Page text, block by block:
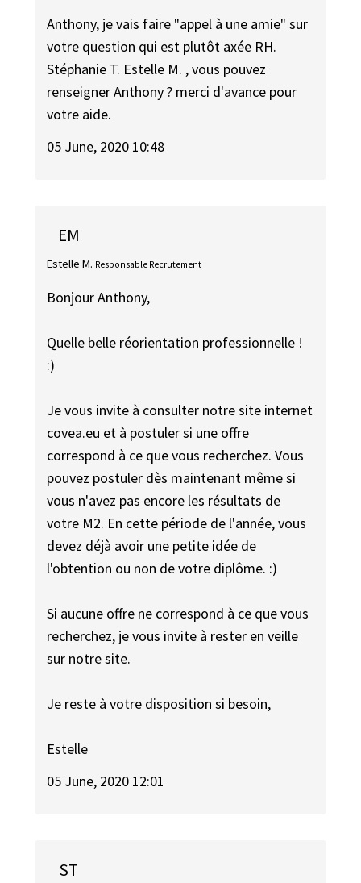
Anthony, je vais faire "appel à une amie" sur
votre question qui est plutôt axée RH.
Stéphanie T. Estelle M. , vous pouvez
renseigner Anthony ? merci d'avance pour
votre aide.
05 June, 2020 10:48
EM
Estelle M. Responsable Recrutement
Bonjour Anthony,
Quelle belle réorientation professionnelle !
:)
Je vous invite à consulter notre site internet
covea.eu et à postuler si une offre
correspond à ce que vous recherchez. Vous
pouvez postuler dès maintenant même si
vous n'avez pas encore les résultats de
votre M2. En cette période de l'année, vous
devez déjà avoir une petite idée de
l'obtention ou non de votre diplôme. :)
Si aucune offre ne correspond à ce que vous
recherchez, je vous invite à rester en veille
sur notre site.
Je reste à votre disposition si besoin,
Estelle
05 June, 2020 12:01
ST